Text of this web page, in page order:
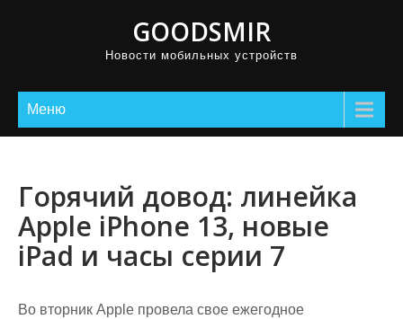
GOODSMIR
Новости мобильных устройств
Меню
Горячий довод: линейка
Apple iPhone 13, новые
iPad и часы серии 7
Во вторник Apple провела свое ежегодное